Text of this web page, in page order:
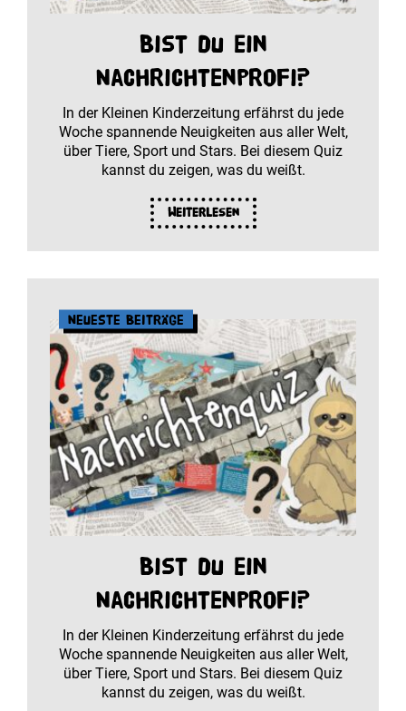
Bist du ein
Nachrichtenprofi?
In der Kleinen Kinderzeitung erfährst du jede
Woche spannende Neuigkeiten aus aller Welt,
über Tiere, Sport und Stars. Bei diesem Quiz
kannst du zeigen, was du weißt.
Weiterlesen
Neueste Beiträge
Bist du ein
Nachrichtenprofi?
In der Kleinen Kinderzeitung erfährst du jede
Woche spannende Neuigkeiten aus aller Welt,
über Tiere, Sport und Stars. Bei diesem Quiz
kannst du zeigen, was du weißt.